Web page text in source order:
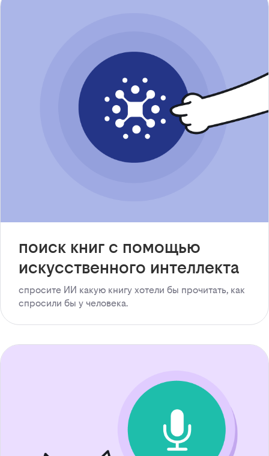
поиск книг с помощью
искусственного интеллекта
спросите ИИ какую книгу хотели бы прочитать, как
спросили бы у человека.